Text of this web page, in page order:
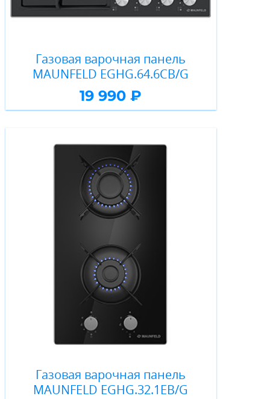
Газовая варочная панель
MAUNFELD EGHG.64.6CB/G
19 990 ₽
Газовая варочная панель
MAUNFELD EGHG.32.1EB/G